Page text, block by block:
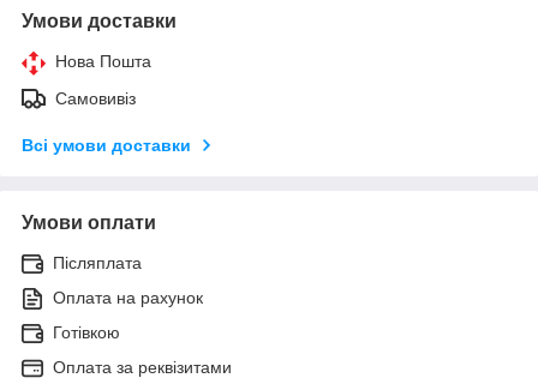
Умови доставки
Нова Пошта
Самовивіз
Всі умови доставки
Умови оплати
Післяплата
Оплата на рахунок
Готівкою
Оплата за реквізитами